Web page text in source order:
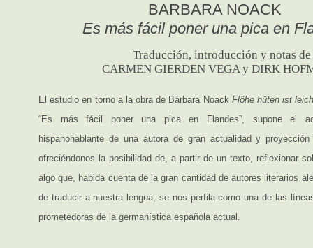
BARBARA NOACK
Es más fácil poner una pica en
Traducción, introducción y notas de
CARMEN GIERDEN VEGA y DIRK
El estudio en torno a la obra de Bárbara NoackFlöhe hüten ist
“Es más fácil poner una pica en Flandes”, supone el
hispanohablante de una autora de gran actualidad y
ofreciéndonos la posibilidad de, a partir de un texto, reflexionar
algo que, habida cuenta de la gran cantidad de autores literarios
de traducir a nuestra lengua, se nos perfila como una de las
prometedoras de la germanística española actual.